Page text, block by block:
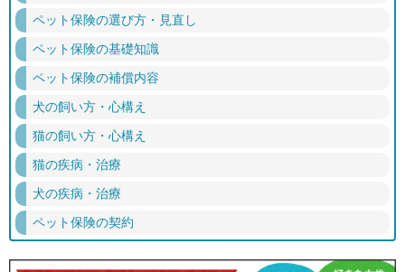
ペット保険の選び方・見直し
ペット保険の基礎知識
ペット保険の補償内容
犬の飼い方・心構え
猫の飼い方・心構え
猫の疾病・治療
犬の疾病・治療
ペット保険の契約